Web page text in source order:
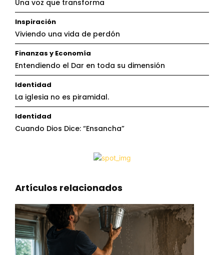
Una voz que transforma
Inspiración
Viviendo una vida de perdón
Finanzas y Economía
Entendiendo el Dar en toda su dimensión
Identidad
La iglesia no es piramidal.
Identidad
Cuando Dios Dice: “Ensancha”
Artículos relacionados